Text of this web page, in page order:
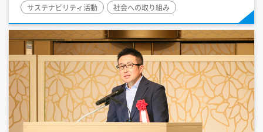
サステナビリティ活動
社会への取り組み